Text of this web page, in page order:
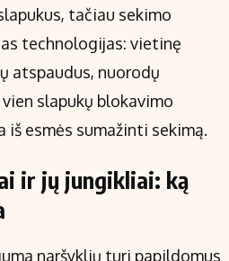
tačiau sekimo
technologijas: vietinę
atspaudus, nuorodų
slapukų blokavimo
iš esmės sumažinti sekimą.
ir jų jungikliai: ką
naršyklių turi papildomus